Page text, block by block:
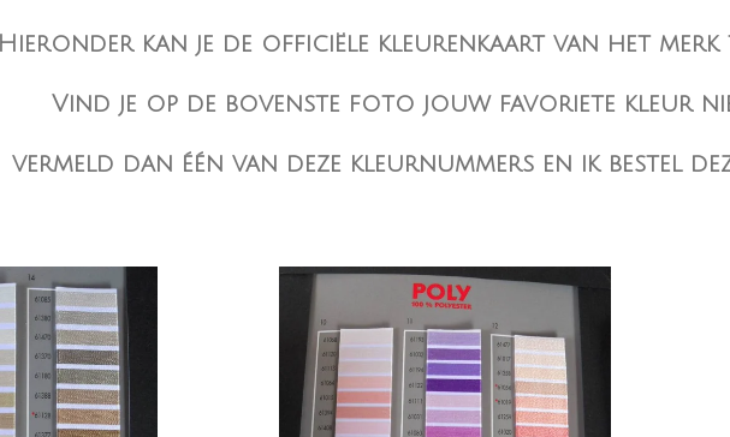
Hieronder kan je de officiële kleurenkaart van het
Vind je op de bovenste foto jouw favoriete kleur
vermeld dan één van deze kleurnummers en ik bestel